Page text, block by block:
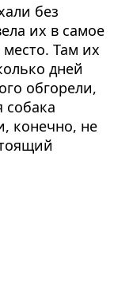
без
их в самое
место. Там их
дней
обгорели,
собака
конечно, не